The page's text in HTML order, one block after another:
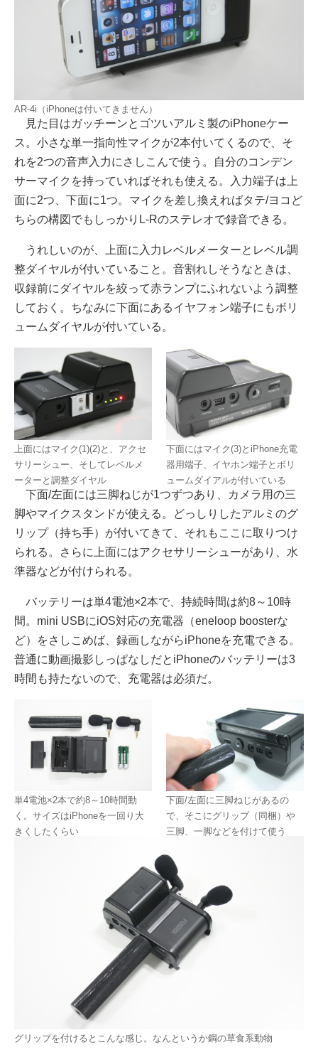
AR-4i（iPhoneは付いてきません）
見た目はガッチーンとゴツいアルミ製のiPhoneケー
ス。小さな単一指向性マイクが2本付いてくるので、そ
れを2つの音声入力にさしこんで使う。自分のコンデン
サーマイクを持っていればそれも使える。入力端子は上
面に2つ、下面に1つ。マイクを差し換えればタテ/ヨコど
ちらの構図でもしっかりL-Rのステレオで録音できる。
うれしいのが、上面に入力レベルメーターとレベル調
整ダイヤルが付いていること。音割れしそうなときは、
収録前にダイヤルを絞って赤ランプにふれないよう調整
しておく。ちなみに下面にあるイヤフォン端子にもボリ
ュームダイヤルが付いている。
上面にはマイク(1)(2)と、アクセ
サリーシュー、そしてレベルメ
ーターと調整ダイヤル
下面にはマイク(3)とiPhone充電
器用端子、イヤホン端子とボリ
ュームダイアルが付いている
下面/左面には三脚ねじが1つずつあり、カメラ用の三
脚やマイクスタンドが使える。どっしりしたアルミのグ
リップ（持ち手）が付いてきて、それもここに取りつけ
られる。さらに上面にはアクセサリーシューがあり、水
準器などが付けられる。
バッテリーは単4電池×2本で、持続時間は約8～10時
間。mini USBにiOS対応の充電器（eneloop boosterな
ど）をさしこめば、録画しながらiPhoneを充電できる。
普通に動画撮影しっぱなしだとiPhoneのバッテリーは3
時間も持たないので、充電器は必須だ。
単4電池×2本で約8～10時間動
く。サイズはiPhoneを一回り大
きくしたくらい
下面/左面に三脚ねじがあるの
で、そこにグリップ（同梱）や
三脚、一脚などを付けて使う
グリップを付けるとこんな感じ。なんというか鋼の草食系動物